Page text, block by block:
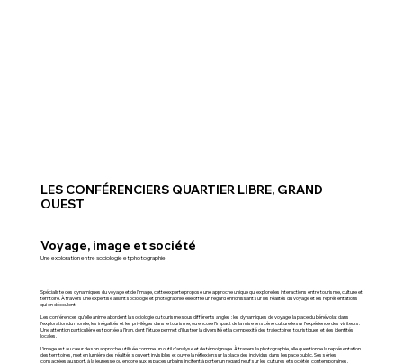
Voyage, image et société
Une exploration entre sociologie et photographie
Spécialiste des dynamiques du voyage et de l’image, cette experte propose une approche unique qui explore les interactions entre tourisme, culture et
territoire. À travers une expertise alliant sociologie et photographie, elle offre un regard enrichissant sur les réalités du voyage et les représentations
qui en découlent.
Les conférences qu’elle anime abordent la sociologie du tourisme sous différents angles : les dynamiques de voyage, la place du bénévolat dans
l’exploration du monde, les inégalités et les privilèges dans le tourisme, ou encore l’impact de la mise en scène culturelle sur l’expérience des visiteurs.
Une attention particulière est portée à l’Iran, dont l’étude permet d’illustrer la diversité et la complexité des trajectoires touristiques et des identités
locales.
L’image est au cœur de son approche, utilisée comme un outil d’analyse et de témoignage. À travers la photographie, elle questionne la représentation
des territoires, met en lumière des réalités souvent invisibles et ouvre la réflexion sur la place des individus dans l’espace public. Ses séries
consacrées au sport, à la jeunesse ou encore aux espaces urbains incitent à porter un regard neuf sur les cultures et sociétés contemporaines.
LES CONFÉRENCIERS QUARTIER LIBRE, GRAND
OUEST